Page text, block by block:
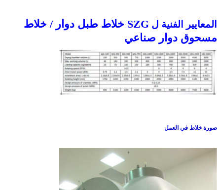
المعايير الفنية ل
SZG خلاط طبل دوار / خلاط
مسحوق دوار صناعي
صورة خلاط في العمل